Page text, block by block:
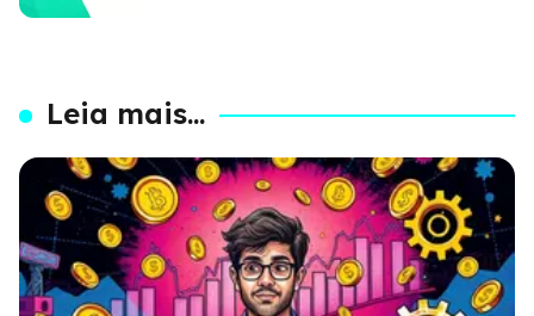
Leia mais...